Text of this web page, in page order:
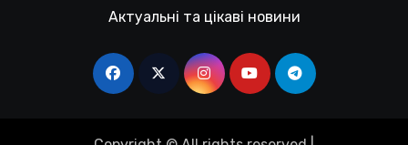
Актуальні та цікаві новини